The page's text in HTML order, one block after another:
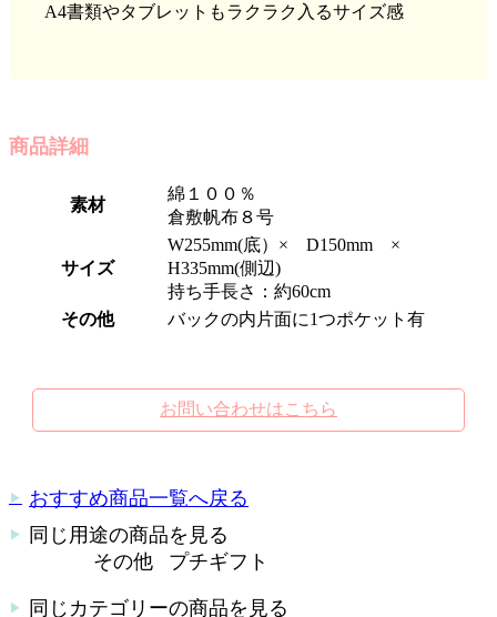
A4書類やタブレットもラクラク入るサイズ感
商品詳細
素材
綿１００％
倉敷帆布８号
サイズ
W255mm(底）× D150mm ×
H335mm(側辺)
持ち手長さ：約60cm
その他
バックの内片面に1つポケット有
お問い合わせはこちら
▶︎ おすすめ商品一覧へ戻る
▶︎
同じ用途の商品を見る
その他
プチギフト
▶︎
同じカテゴリーの商品を見る